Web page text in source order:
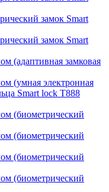
замок Smart
замок Smart
(адаптивная замковая
(умная электронная
Smart lock T888
(биометрический
(биометрический
(биометрический
(биометрический